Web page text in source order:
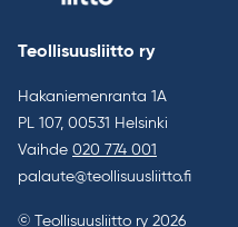
Teollisuusliitto ry
Hakaniemenranta 1A
PL 107, 00531 Helsinki
Vaihde 020 774 001
palaute@teollisuusliitto.fi
© Teollisuusliitto ry 2026